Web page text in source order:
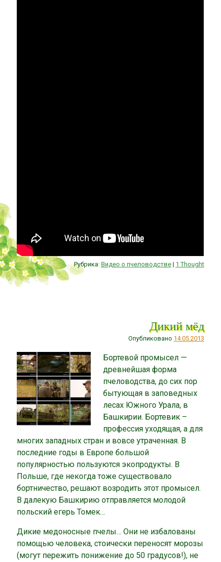
Рубрика: Видео о пчеловодстве | 1 Thought
Дикий мёд
Опубликовано 14.05.2013
Бортевой промысел —
древнейшая форма
пчеловодства, до сих пор
бытующая в заповедных
лесах Южного Урала, в
Башкирии. Бортевик –
профессия уходящая, а для
многих западных стран и вовсе утраченная. В
последние годы в Европе большой
популярностью пользуются экопродукты. В
Польше, где некогда тоже существовало
бортничество, решают возродить этот промысел.
В далекую Башкирию отправляется молодой
польский егерь Томек…
Дикие медоносные пчелы… Они не избалованы
помощью человека, стоически переносят морозы
(могут пережить понижение до 50 градусов!), не